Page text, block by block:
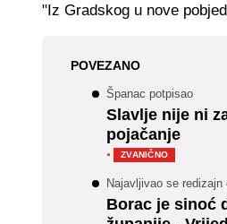
"Iz Gradskog u nove
POVEZANO
Španac potpisao
Slavlje nije ni
pojačanje
·
ZVANIČNO
Najavljivao se
Borac je sinoć